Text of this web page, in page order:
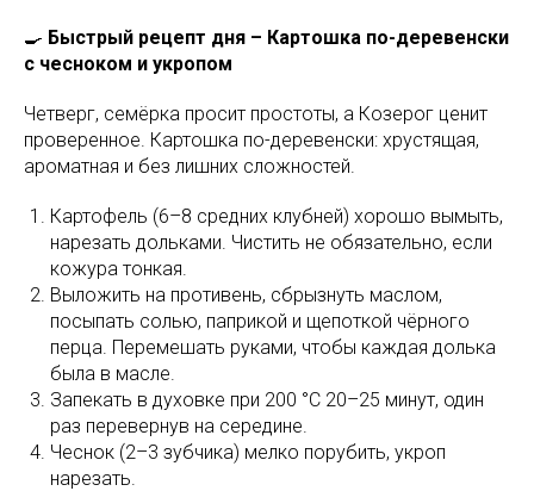
🍳 Быстрый рецепт дня – Картошка по-деревенски
с чесноком и укропом
Четверг, семёрка просит простоты, а Козерог ценит
проверенное. Картошка по-деревенски: хрустящая,
ароматная и без лишних сложностей.
Картофель (6–8 средних клубней) хорошо вымыть,
нарезать дольками. Чистить не обязательно, если
кожура тонкая.
Выложить на противень, сбрызнуть маслом,
посыпать солью, паприкой и щепоткой чёрного
перца. Перемешать руками, чтобы каждая долька
была в масле.
Запекать в духовке при 200 °C 20–25 минут, один
раз перевернув на середине.
Чеснок (2–3 зубчика) мелко порубить, укроп
нарезать.